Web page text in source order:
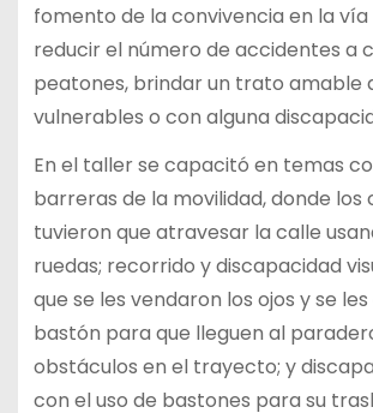
fomento de la convivencia en la vía
reducir el número de accidentes a
peatones, brindar un trato amable
vulnerables o con alguna
En el taller se capacitó en temas
barreras de la movilidad, donde los
tuvieron que atravesar la calle
ruedas; recorrido y discapacidad
que se les vendaron los ojos y se
bastón para que lleguen al
obstáculos en el trayecto; y
con el uso de bastones para su